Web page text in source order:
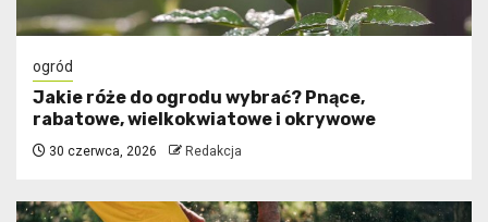
ogród
Jakie róże do ogrodu wybrać? Pnące,
rabatowe, wielkokwiatowe i okrywowe
30 czerwca, 2026 Redakcja